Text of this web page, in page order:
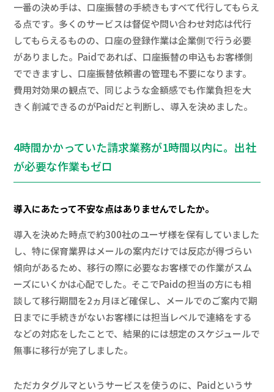
一番の決め手は、口座振替の手続きもすべて代行してもらえ
る点です。多くのサービスは督促や問い合わせ対応は代行
してもらえるものの、口座の登録作業は企業側で行う必要
がありました。Paidであれば、口座振替の申込もお客様側
でできますし、口座振替依頼書の管理も不要になります。
費用対効果の観点で、同じような金額感でも作業負担を大
きく削減できるのがPaidだと判断し、導入を決めました。
4時間かかっていた請求業務が1時間以内に。出社
が必要な作業もゼロ
導入にあたって不安な点はありませんでしたか。
導入を決めた時点で約300社のユーザ様を保有していました
し、特に保育業界はメールの案内だけでは反応が得づらい
傾向があるため、移行の際に必要なお客様での作業がスム
ーズにいくかは心配でした。そこでPaidの担当の方にも相
談して移行期間を2ヵ月ほど確保し、メールでのご案内で期
日までに手続きがないお客様には担当レベルで連絡をする
などの対応をしたことで、結果的には想定のスケジュールで
無事に移行が完了しました。
ただカタグルマというサービスを使うのに、Paidというサ